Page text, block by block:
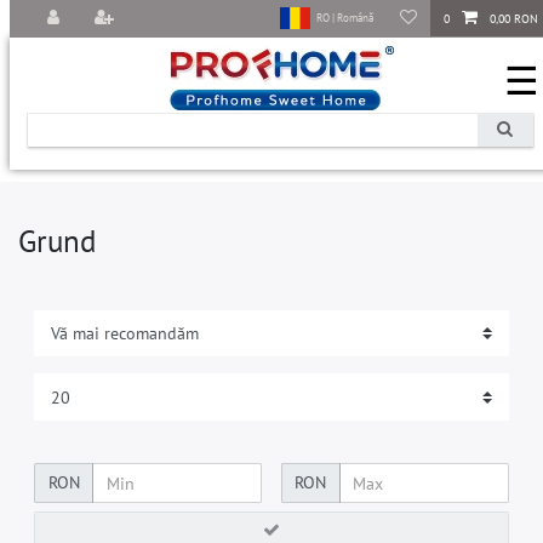
0 0,00 RON
RO | Română
☰
Grund
RON RON